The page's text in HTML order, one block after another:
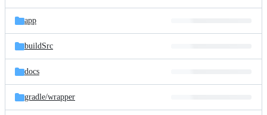
app
buildSrc
docs
gradle/wrapper